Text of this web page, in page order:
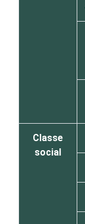
Classe
social